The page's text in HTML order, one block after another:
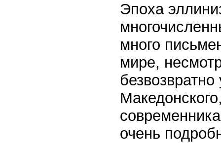
Эпоха
много
мире,
очень